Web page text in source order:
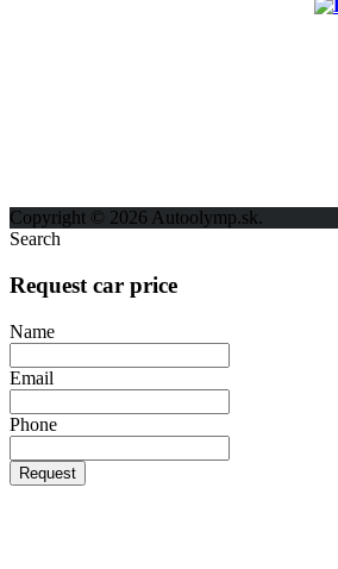
Copyright © 2026 Autoolymp.sk.
Search
Request car price
Name
Email
Phone
Request